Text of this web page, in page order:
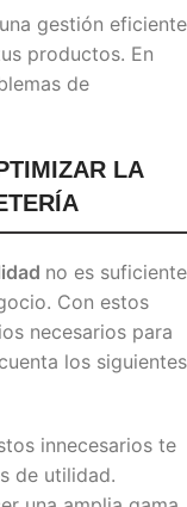
gestión eficiente
productos. En
de
LA
no es suficiente
Con estos
necesarios para
los siguientes
innecesarios te
de utilidad.